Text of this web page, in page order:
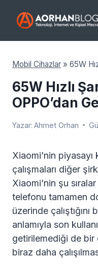
Mobil Cihazlar » 65W
65W Hızlı
OPPO’dan
Yazar: Ahmet Orhan
Xiaomi’nin piyasayı
çalışmaları diğer
Xiaomi’nin şu
telefonu tamamen
üzerinde
anlamıyla son
getirilemediği de
biraz daha